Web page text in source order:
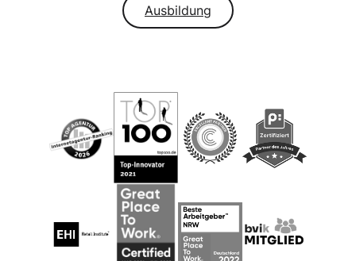
Ausbildung